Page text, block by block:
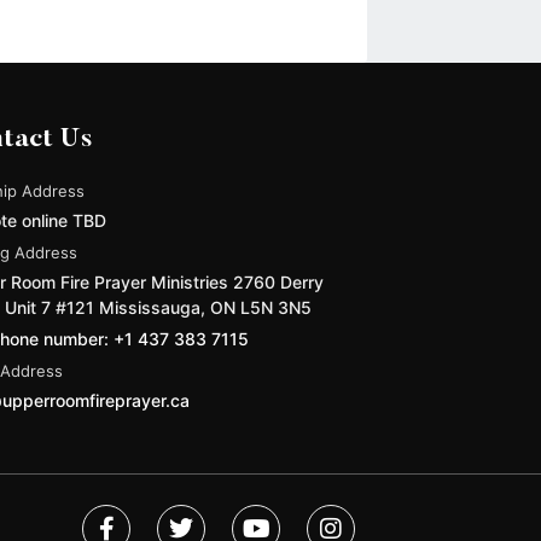
Us
Address
online TBD
Address
Room Fire Prayer Ministries 2760 Derry
Unit 7 #121 Mississauga, ON L5N 3N5
number: +1 437 383 7115
F
T
Y
I